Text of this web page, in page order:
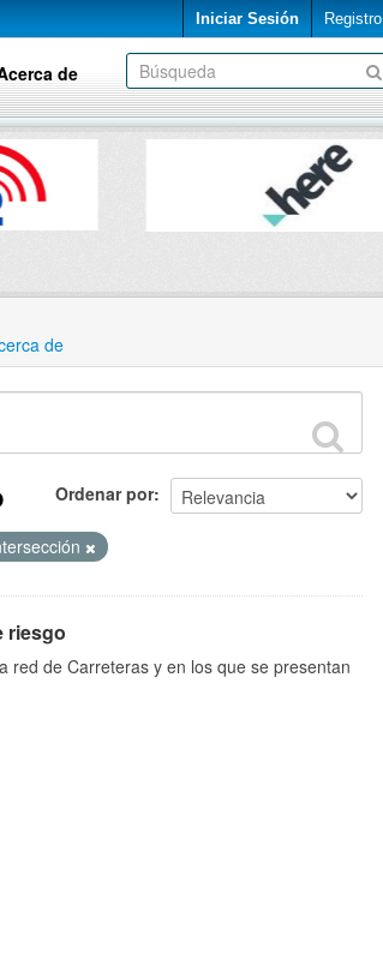
Iniciar Sesión Registro
de
de
Ordenar por
riesgo
red de Carreteras y en los que se presentan